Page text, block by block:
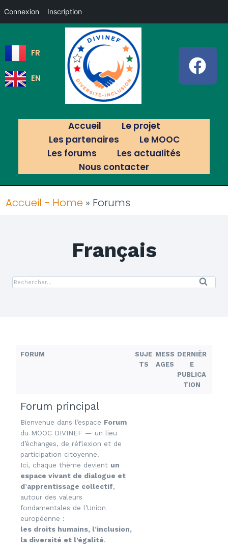
Connexion Inscription
FR
EN
Accueil
Le projet
Les partenaires
Le MOOC
Les forums
Les actualités
Nous contacter
Accueil - Home » Forums
Français
FORUM
SUJE
TS
MESS
AGES
DERNIÈR
E
PUBLICA
TION
Forum principal
Bienvenue dans l’espace Forum
du MOOC DIVINEF — un lieu
d’échanges, de réflexion et de
participation citoyenne.
Ici, chaque thème devient un
espace vivant de dialogue et
d’apprentissage collectif,
autour des valeurs
fondamentales de l’Union
européenne :
les droits humains, l’inclusion,
la diversité et l’égalité.